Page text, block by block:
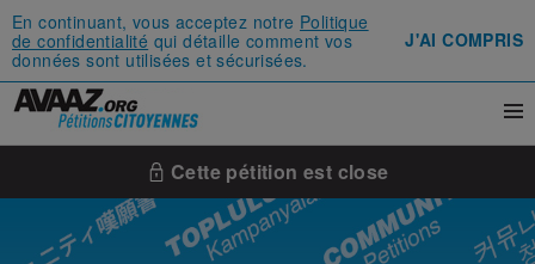
En continuant, vous acceptez notre Politique
de confidentialité qui détaille comment vos
données sont utilisées et sécurisées.
J'AI COMPRIS
Cette pétition est close